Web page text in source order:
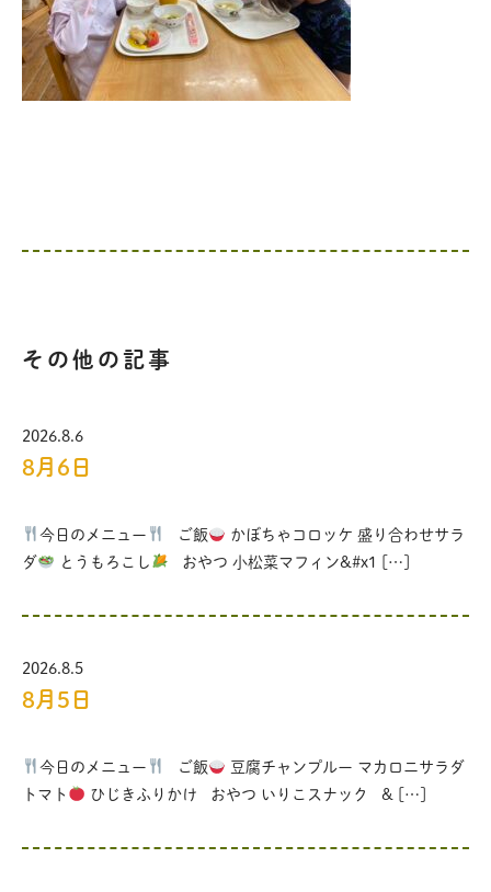
その他の記事
2026.8.6
8月6日
今日のメニュー ご飯
かぼちゃコロッケ 盛り合わせサラ
ダ
とうもろこし おやつ 小松菜マフィン&#x1 […]
2026.8.5
8月5日
今日のメニュー ご飯
豆腐チャンプルー マカロニサラダ
トマト
ひじきふりかけ おやつ いりこスナック & […]